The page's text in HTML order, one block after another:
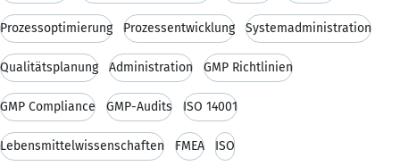
Prozessoptimierung Prozessentwicklung Systemadministration
Qualitätsplanung Administration GMP Richtlinien
GMP Compliance GMP-Audits ISO 14001
Lebensmittelwissenschaften FMEA ISO